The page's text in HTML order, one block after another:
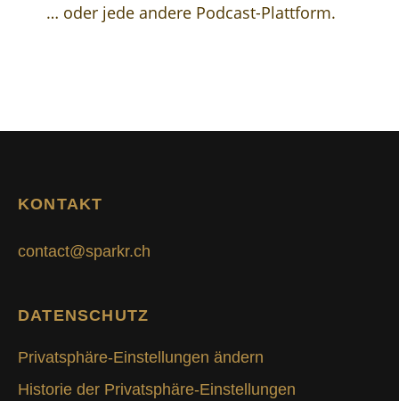
… oder jede andere Podcast-Plattform.
KONTAKT
contact@sparkr.ch
DATENSCHUTZ
Privatsphäre-Einstellungen ändern
Historie der Privatsphäre-Einstellungen